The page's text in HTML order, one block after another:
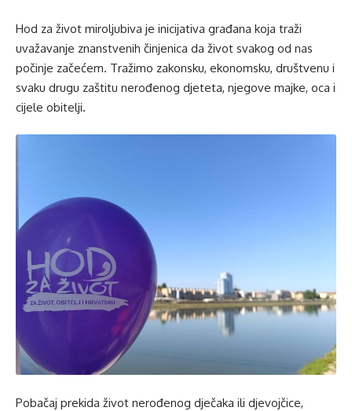
Hod za život miroljubiva je inicijativa građana koja traži
uvažavanje znanstvenih činjenica da život svakog od nas
počinje začećem. Tražimo zakonsku, ekonomsku, društvenu i
svaku drugu zaštitu nerođenog djeteta, njegove majke, oca i
cijele obitelji.
Pobačaj prekida život nerođenog dječaka ili djevojčice,